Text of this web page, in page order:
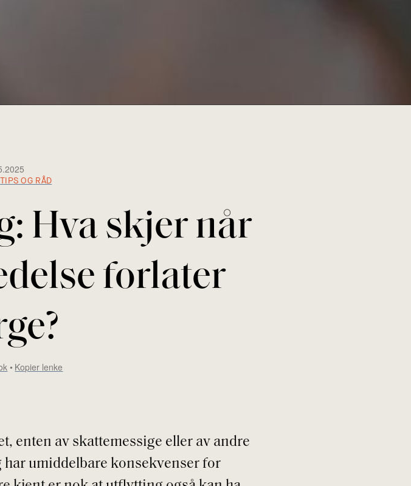
TIPS OG RÅD
Hva skjer når
forlater
Kopier lenke
enten av skattemessige eller av andre
umiddelbare konsekvenser for